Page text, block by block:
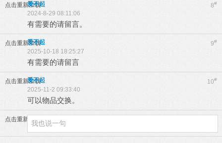
点击重新加载 8#
爱不起
2024-8-29 08:11:06
有需要的请留言。
点击重新加载 9#
爱不起
2025-10-18 18:25:27
有需要的请留言
点击重新加载 10#
爱不起
2025-11-2 09:33:40
可以物品交换。
点击重新加载